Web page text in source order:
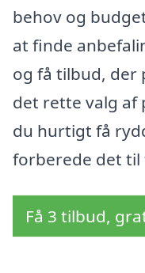
behov og
at finde
og få tilbud, der
det rette valg af
du hurtigt få
forberede det til
Få 3 tilbud,